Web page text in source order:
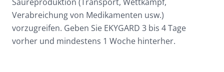
Verabreichung von Medikamenten usw.)
vorzugreifen. Geben Sie EKYGARD 3 bis 4 Tage
vorher und mindestens 1 Woche hinterher.